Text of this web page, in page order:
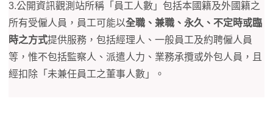
3.公開資訊觀測站所稱「員工人數」包括本國籍及外國籍之
所有受僱人員，員工可能以全職、兼職、永久、不定時或臨
時之方式提供服務，包括經理人、一般員工及約聘僱人員
等，惟不包括監察人、派遣人力、業務承攬或外包人員，且
經扣除「未兼任員工之董事人數」。